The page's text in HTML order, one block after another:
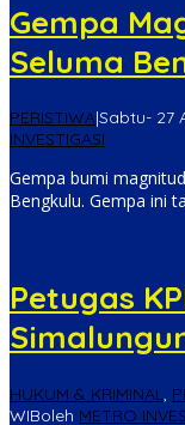
Gempa
Seluma
PERISTIWA|Sabtu- 27
INVESTIGASI
Gempa bumi
Bengkulu. Gempa ini
Petugas
HUKUM & KRIMINAL,
WIBoleh METRO